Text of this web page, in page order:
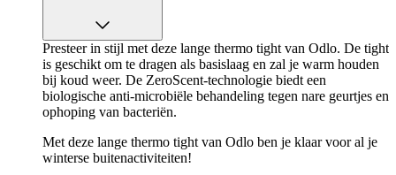
Presteer in stijl met deze lange thermo tight van Odlo. De tight
is geschikt om te dragen als basislaag en zal je warm houden
bij koud weer. De ZeroScent-technologie biedt een
biologische anti-microbiële behandeling tegen nare geurtjes en
ophoping van bacteriën.
Met deze lange thermo tight van Odlo ben je klaar voor al je
winterse buitenactiviteiten!